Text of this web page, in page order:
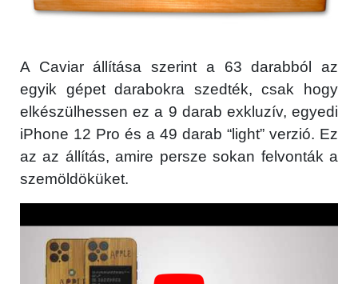
A Caviar állítása szerint a 63 darabból az
egyik gépet darabokra szedték, csak hogy
elkészülhessen ez a 9 darab exkluzív, egyedi
iPhone 12 Pro és a 49 darab “light” verzió. Ez
az az állítás, amire persze sokan felvonták a
szemöldöküket.